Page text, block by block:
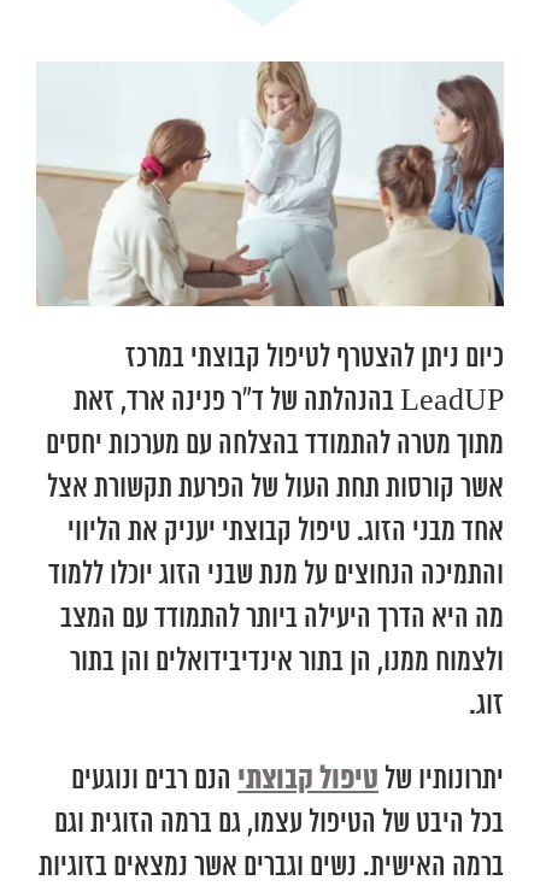
כיום ניתן להצטרף לטיפול קבוצתי במרכז
LeadUP בהנהלתה של ד”ר פנינה ארד, זאת
מתוך מטרה להתמודד בהצלחה עם מערכות יחסים
אשר קורסות תחת העול של הפרעת תקשורת אצל
אחד מבני הזוג. טיפול קבוצתי יעניק את הליווי
והתמיכה הנחוצים על מנת שבני הזוג יוכלו ללמוד
מה היא הדרך היעילה ביותר להתמודד עם המצב
ולצמוח ממנו, הן בתור אינדיבידואלים והן בתור
זוג.
יתרונותיו של טיפול קבוצתי הנם רבים ונוגעים
בכל היבט של הטיפול עצמו, גם ברמה הזוגית וגם
ברמה האישית. נשים וגברים אשר נמצאים בזוגיות